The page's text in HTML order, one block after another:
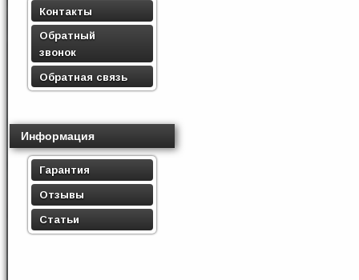
Контакты
Обратный
звонок
Обратная связь
Информация
Гарантия
Отзывы
Статьи